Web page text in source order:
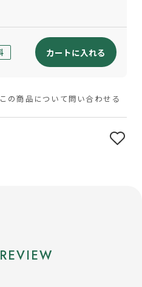
カートに入れる
この商品について問い合わせる